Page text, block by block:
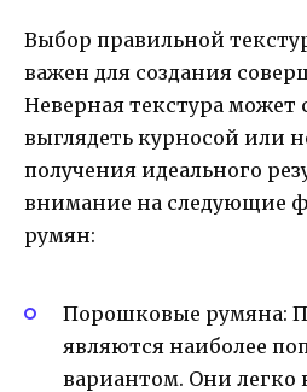
Выбор правильной
важен для создания
Неверная текстура может
выглядеть курносой или
получения идеального
внимание на следующие
румян:
Порошковые румяна:
являются наиболее
вариантом. Они легко